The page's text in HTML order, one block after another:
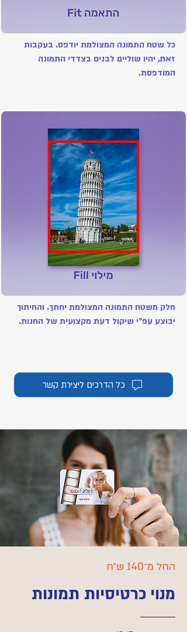
כל שטח התמונה המצולמת יודפס. בעקבות
זאת, יהיו שוליים לבנים בצדדי התמונה
המודפסת.
חלק משטח התמונה המצולמת יחתך. והחיתוך
יבוצע עפ״י שיקול דעת מקצועית של החנות.
כל הדרכים ליצירת קשר
החל מ־140 ש״ח
מנוי כרטיסיות תמונות